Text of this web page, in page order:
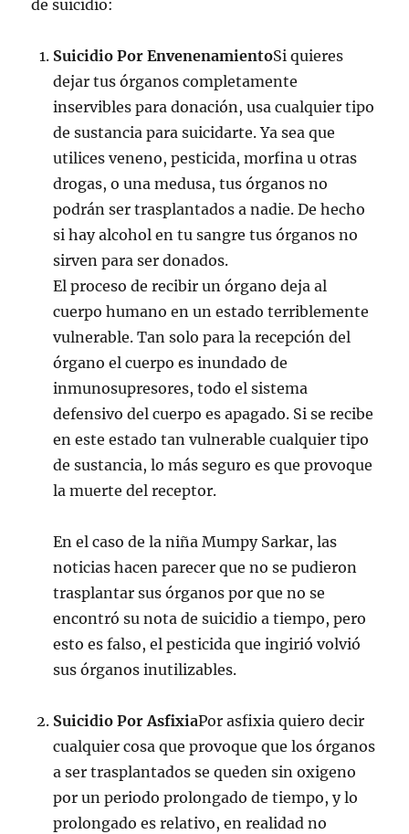
de suicidio:
Suicidio Por EnvenenamientoSi quieres
dejar tus órganos completamente
inservibles para donación, usa cualquier tipo
de sustancia para suicidarte. Ya sea que
utilices veneno, pesticida, morfina u otras
drogas, o una medusa, tus órganos no
podrán ser trasplantados a nadie. De hecho
si hay alcohol en tu sangre tus órganos no
sirven para ser donados.
El proceso de recibir un órgano deja al
cuerpo humano en un estado terriblemente
vulnerable. Tan solo para la recepción del
órgano el cuerpo es inundado de
inmunosupresores, todo el sistema
defensivo del cuerpo es apagado. Si se recibe
en este estado tan vulnerable cualquier tipo
de sustancia, lo más seguro es que provoque
la muerte del receptor.
En el caso de la niña Mumpy Sarkar, las
noticias hacen parecer que no se pudieron
trasplantar sus órganos por que no se
encontró su nota de suicidio a tiempo, pero
esto es falso, el pesticida que ingirió volvió
sus órganos inutilizables.
Suicidio Por AsfixiaPor asfixia quiero decir
cualquier cosa que provoque que los órganos
a ser trasplantados se queden sin oxigeno
por un periodo prolongado de tiempo, y lo
prolongado es relativo, en realidad no